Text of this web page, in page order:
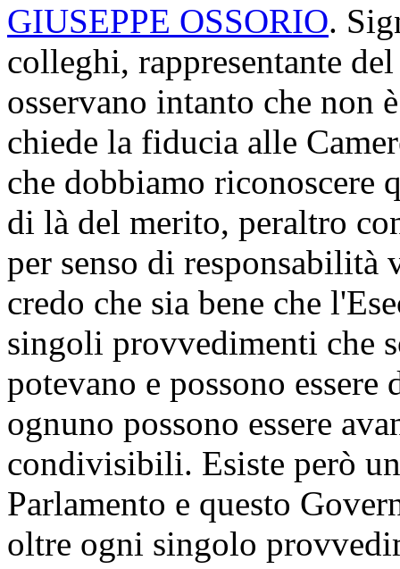
GIUSEPPE OSSORIO.
colleghi, rappresentante
osservano intanto che non
chiede la fiducia alle
che dobbiamo riconoscere
di là del merito, peraltro
per senso di responsabilità
credo che sia bene che
singoli provvedimenti che
potevano e possono
ognuno possono essere
condivisibili. Esiste però
Parlamento e questo
oltre ogni singolo